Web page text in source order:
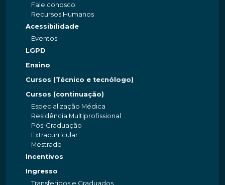
Fale conosco
Recursos Humanos
Acessibilidade
Eventos
LGPD
Ensino
Cursos (Técnico e tecnólogo)
Cursos (continuação)
Especialização Médica
Residência Multiprofissional
Pós-Graduação
Extracurricular
Mestrado
Incentivos
Ingresso
Transferidos e Graduados